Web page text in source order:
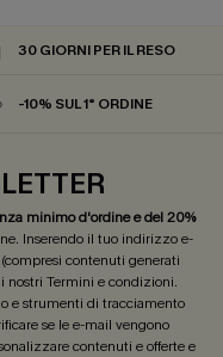
30 GIORNI PER IL RESO
-10% SUL 1° ORDINE
minimo d'ordine e del 20%
Inserendo il tuo indirizzo e-
contenuti generati
nostri Termini e condizioni.
e strumenti di tracciamento
se le e-mail vengono
contenuti e offerte e